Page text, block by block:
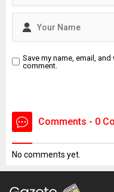
Save my name, email,
comment.
Comments - 0
No comments yet.